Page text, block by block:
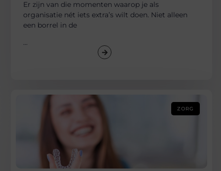
Er zijn van die momenten waarop je als
organisatie nét iets extra’s wilt doen. Niet alleen
een borrel in de
...
ZORG